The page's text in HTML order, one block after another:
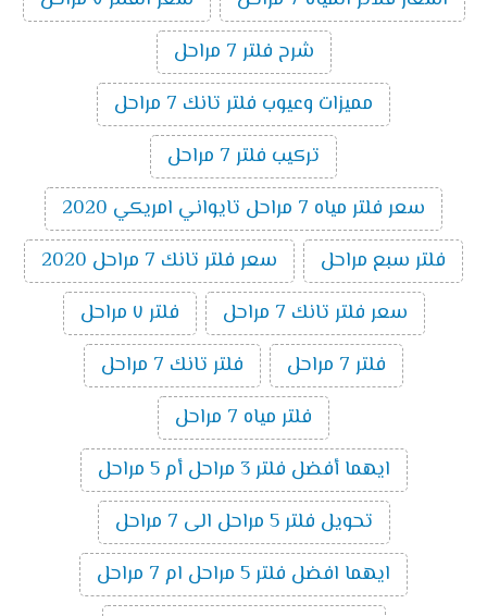
شرح فلتر 7 مراحل
مميزات وعيوب فلتر تانك 7 مراحل
تركيب فلتر 7 مراحل
سعر فلتر مياه 7 مراحل تايواني امريكي 2020
فلتر سبع مراحل
سعر فلتر تانك 7 مراحل 2020
سعر فلتر تانك 7 مراحل
فلتر ٧ مراحل
فلتر 7 مراحل
فلتر تانك 7 مراحل
فلتر مياه 7 مراحل
ايهما أفضل فلتر 3 مراحل أم 5 مراحل
تحويل فلتر 5 مراحل الى 7 مراحل
ايهما افضل فلتر 5 مراحل ام 7 مراحل